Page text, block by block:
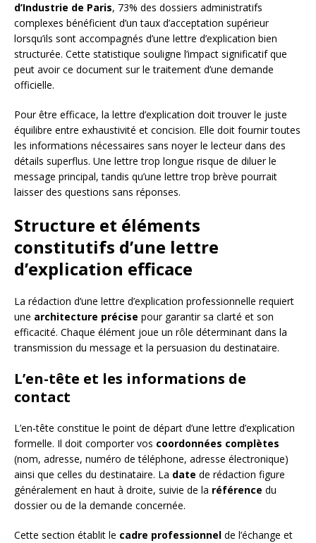
d’Industrie de Paris, 73% des dossiers administratifs
complexes bénéficient d’un taux d’acceptation supérieur
lorsqu’ils sont accompagnés d’une lettre d’explication bien
structurée. Cette statistique souligne l’impact significatif que
peut avoir ce document sur le traitement d’une demande
officielle.
Pour être efficace, la lettre d’explication doit trouver le juste
équilibre entre exhaustivité et concision. Elle doit fournir toutes
les informations nécessaires sans noyer le lecteur dans des
détails superflus. Une lettre trop longue risque de diluer le
message principal, tandis qu’une lettre trop brève pourrait
laisser des questions sans réponses.
Structure et éléments
constitutifs d’une lettre
d’explication efficace
La rédaction d’une lettre d’explication professionnelle requiert
une architecture précise pour garantir sa clarté et son
efficacité. Chaque élément joue un rôle déterminant dans la
transmission du message et la persuasion du destinataire.
L’en-tête et les informations de
contact
L’en-tête constitue le point de départ d’une lettre d’explication
formelle. Il doit comporter vos coordonnées complètes
(nom, adresse, numéro de téléphone, adresse électronique)
ainsi que celles du destinataire. La date de rédaction figure
généralement en haut à droite, suivie de la référence du
dossier ou de la demande concernée.
Cette section établit le cadre professionnel de l’échange et